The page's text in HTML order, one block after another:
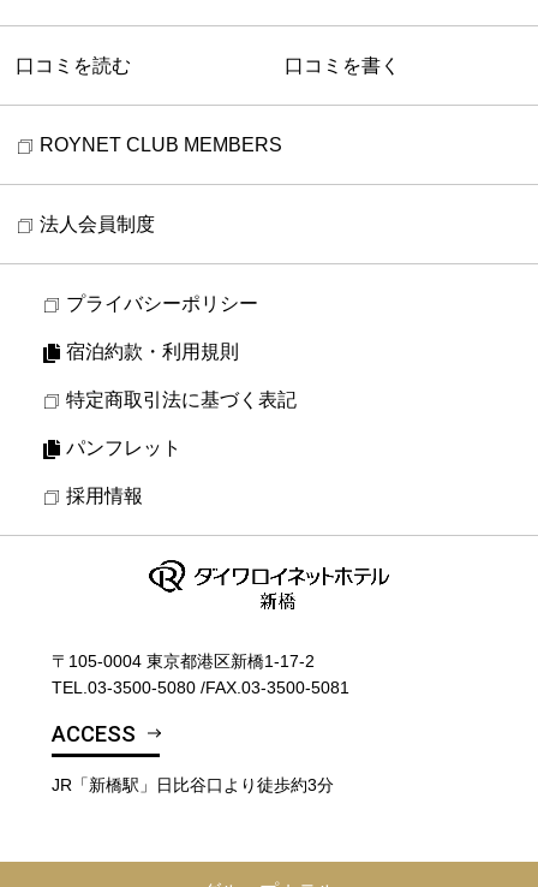
口コミを読む 口コミを書く
ROYNET CLUB MEMBERS
法人会員制度
プライバシーポリシー
宿泊約款・利用規則
特定商取引法に基づく表記
パンフレット
採用情報
〒105-0004 東京都港区新橋1-17-2
TEL.03-3500-5080 /FAX.03-3500-5081
ACCESS
JR「新橋駅」日比谷口より徒歩約3分